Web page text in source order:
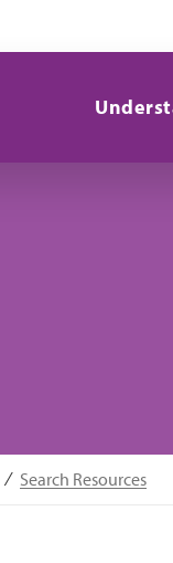
Search Resources